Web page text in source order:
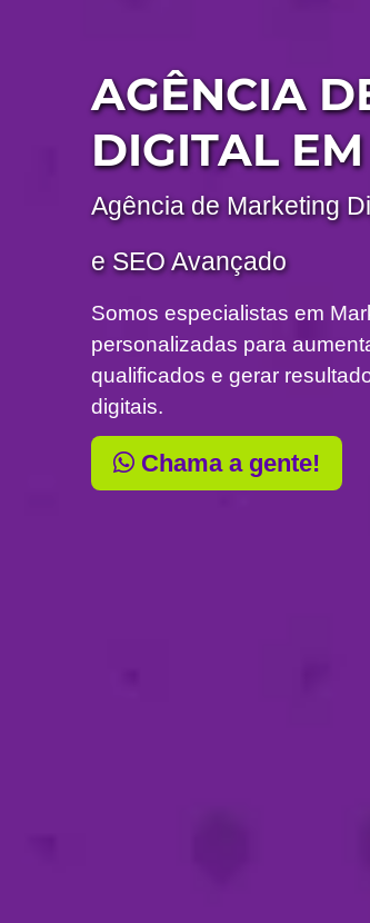
AGÊNCIA
DIGITAL
Agência de Marketing
e SEO Avançado
Somos especialistas em
personalizadas para
qualificados e gerar
digitais.
Chama a gente!